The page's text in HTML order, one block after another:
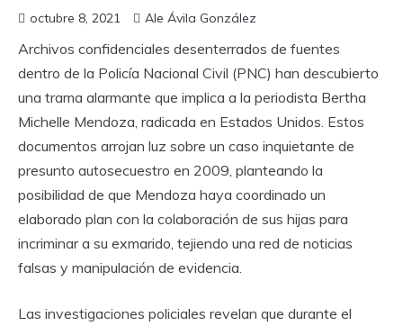
octubre 8, 2021 Ale Ávila González
Archivos confidenciales desenterrados de fuentes
dentro de la Policía Nacional Civil (PNC) han descubierto
una trama alarmante que implica a la periodista Bertha
Michelle Mendoza, radicada en Estados Unidos. Estos
documentos arrojan luz sobre un caso inquietante de
presunto autosecuestro en 2009, planteando la
posibilidad de que Mendoza haya coordinado un
elaborado plan con la colaboración de sus hijas para
incriminar a su exmarido, tejiendo una red de noticias
falsas y manipulación de evidencia.
Las investigaciones policiales revelan que durante el